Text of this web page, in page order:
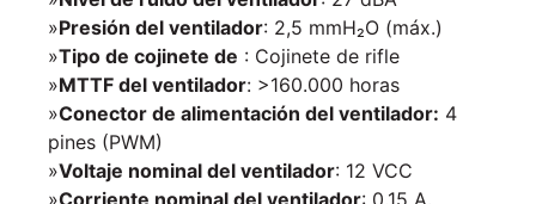
»Presión del ventilador: 2,5 mmH₂O (máx.)
»Tipo de cojinete de : Cojinete de rifle
»MTTF del ventilador: >160.000 horas
»Conector de alimentación del ventilador: 4
pines (PWM)
»Voltaje nominal del ventilador: 12 VCC